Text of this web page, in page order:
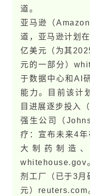
道。
亚马逊（
道，亚马逊计划
亿美元（为其
元的一部分）​
于数据中心和AI
能力。目前该计
目进展逐步投入
强生公司（
疗：宣布未​来4
大制药制造
whitehouse.g​o​v
剂工厂（已于3月
元）​reuters.com